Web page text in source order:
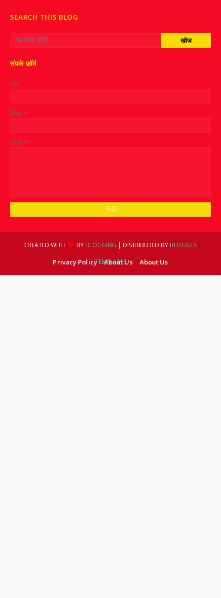
SEARCH THIS BLOG
संपर्क फ़ॉर्म
नाम
ईमेल*
संदेश *
CREATED WITH BY BLOGGING | DISTRIBUTED BY BLOGGER
TEMPLATES
Privacy Policy About Us About Us